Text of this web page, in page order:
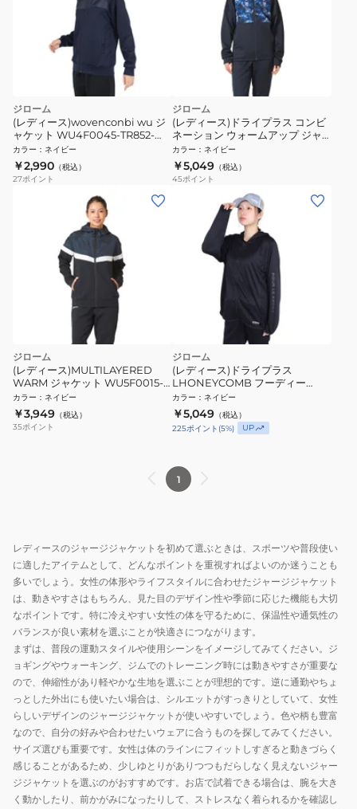
ジローム
(レディース)wovenconbi wu ジ
ャケット WU4F0045-TR852-
GRES NVY
カラー ： ネイビー
￥2,990 （税込）
27ポイント
ジローム
(レディース)ドライプラス コンビ
ネーション ウォームアップ ジャ
ケット WU5F0021-TR852-GRES
NVY
カラー ： ネイビー
￥5,049 （税込）
45ポイント
ジローム
(レディース)MULTILAYERED
WARM ジャケット WU5F0015-
TR852-GRXL NVY
カラー ： ネイビー
￥3,949 （税込）
35ポイント
ジローム
(レディース)ドライプラス
LHONEYCOMB フーディー
WU5S0066-TR852-GRCD NVY
カラー ： ネイビー
￥5,049 （税込）
225ポイント (5%) UP
1
レディースのジャージジャケットを初めて選ぶときは、スポーツや普段使い
に適したアイテムとして、どんなポイントを重視すればよいのか迷うことも
多いでしょう。女性の体形やライフスタイルに合わせたジャージジャケット
は、動きやすさはもちろん、見た目のデザイン性や季節に応じた機能も大切
なポイントです。特に冷えやすい女性の体を守るために、保温性や通気性の
バランスが良い素材を選ぶことが快適さにつながります。
まずは、普段の運動スタイルや使用シーンをイメージしてみてください。ジ
ョギングやウォーキング、ジムでのトレーニング時には動きやすさが重要な
ので、伸縮性があり軽やかな生地を選ぶことが理想的です。逆に通勤やちょ
っとした外出にも使いたい場合は、シルエットがすっきりとしていて、女性
らしいデザインのジャージジャケットが使いやすいでしょう。色や柄も豊富
なので、自分の好みや合わせたいウェアに合うものを探してみてください。
サイズ選びも重要です。女性は体のラインにフィットしすぎると動きづらく
感じることがあるため、少しゆとりがありつつもだらしなく見えないジャー
ジジャケットを選ぶのがおすすめです。お店で試着できる場合は、腕を大き
く動かしたり、前かがみになったりして、ストレスなく着られるかを確認し